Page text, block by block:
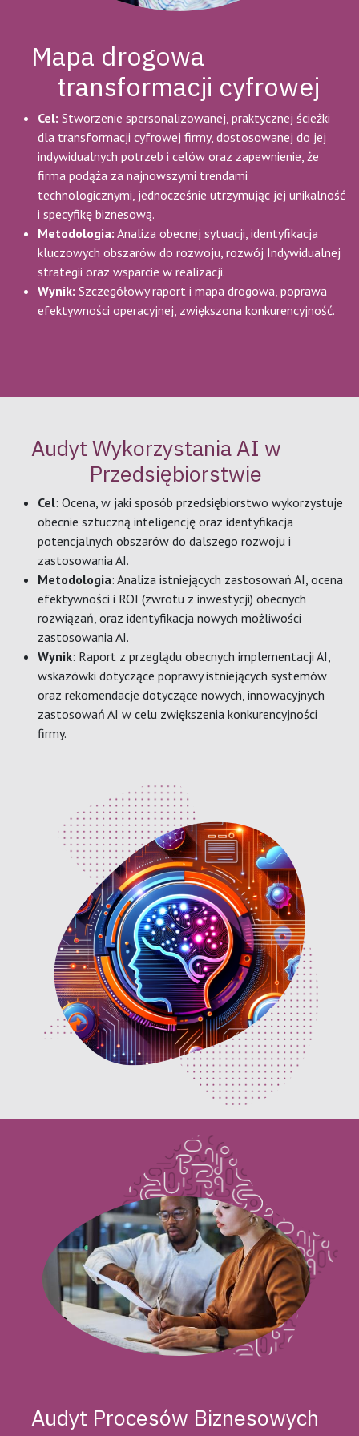
Mapa drogowa
transformacji cyfrowej
Cel: Stworzenie spersonalizowanej, praktycznej ścieżki
dla transformacji cyfrowej firmy, dostosowanej do jej
indywidualnych potrzeb i celów oraz zapewnienie, że
firma podąża za najnowszymi trendami
technologicznymi, jednocześnie utrzymując jej unikalność
i specyfikę biznesową.
Metodologia: Analiza obecnej sytuacji, identyfikacja
kluczowych obszarów do rozwoju, rozwój Indywidualnej
strategii oraz wsparcie w realizacji.
Wynik: Szczegółowy raport i mapa drogowa, poprawa
efektywności operacyjnej, zwiększona konkurencyjność.
Audyt Wykorzystania AI w
Przedsiębiorstwie
Cel: Ocena, w jaki sposób przedsiębiorstwo wykorzystuje
obecnie sztuczną inteligencję oraz identyfikacja
potencjalnych obszarów do dalszego rozwoju i
zastosowania AI.
Metodologia: Analiza istniejących zastosowań AI, ocena
efektywności i ROI (zwrotu z inwestycji) obecnych
rozwiązań, oraz identyfikacja nowych możliwości
zastosowania AI.
Wynik: Raport z przeglądu obecnych implementacji AI,
wskazówki dotyczące poprawy istniejących systemów
oraz rekomendacje dotyczące nowych, innowacyjnych
zastosowań AI w celu zwiększenia konkurencyjności
firmy.
Audyt Procesów Biznesowych